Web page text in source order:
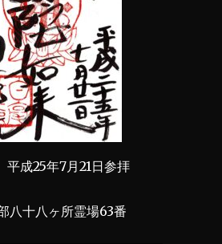
成25年7月21日参拝
八十八ヶ所霊場63番